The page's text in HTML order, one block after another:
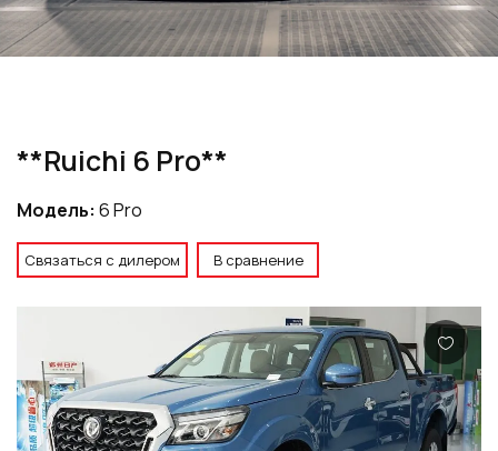
**Ruichi 6 Pro**
Модель: 6 Pro
Связаться с дилером В сравнение